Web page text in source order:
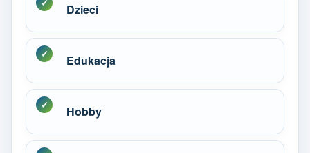
Dzieci
Edukacja
Hobby